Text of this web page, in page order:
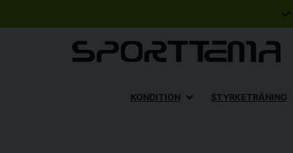
KONDITION STYRKETRÄNING